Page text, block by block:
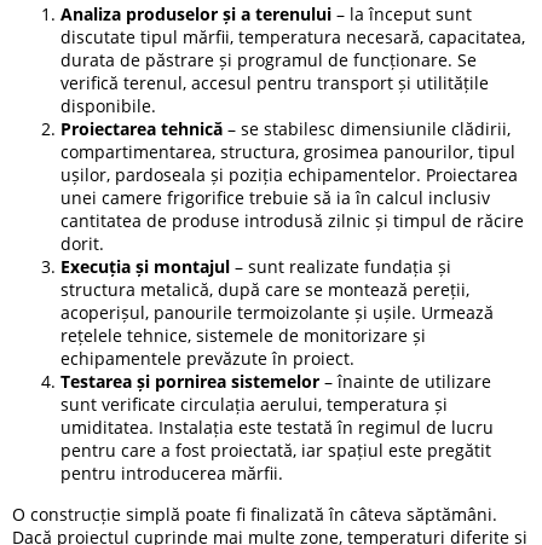
Analiza produselor și a terenului – la început sunt
discutate tipul mărfii, temperatura necesară, capacitatea,
durata de păstrare și programul de funcționare. Se
verifică terenul, accesul pentru transport și utilitățile
disponibile.
Proiectarea tehnică – se stabilesc dimensiunile clădirii,
compartimentarea, structura, grosimea panourilor, tipul
ușilor, pardoseala și poziția echipamentelor. Proiectarea
unei camere frigorifice trebuie să ia în calcul inclusiv
cantitatea de produse introdusă zilnic și timpul de răcire
dorit.
Execuția și montajul – sunt realizate fundația și
structura metalică, după care se montează pereții,
acoperișul, panourile termoizolante și ușile. Urmează
rețelele tehnice, sistemele de monitorizare și
echipamentele prevăzute în proiect.
Testarea și pornirea sistemelor – înainte de utilizare
sunt verificate circulația aerului, temperatura și
umiditatea. Instalația este testată în regimul de lucru
pentru care a fost proiectată, iar spațiul este pregătit
pentru introducerea mărfii.
O construcție simplă poate fi finalizată în câteva săptămâni.
Dacă proiectul cuprinde mai multe zone, temperaturi diferite și